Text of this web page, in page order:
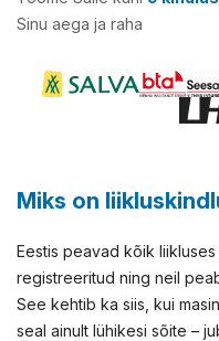
Sinu aega ja raha
Miks on
Eestis peavad kõik
registreeritud ning neil
See kehtib ka siis, kui
seal ainult lühikesi sõite –